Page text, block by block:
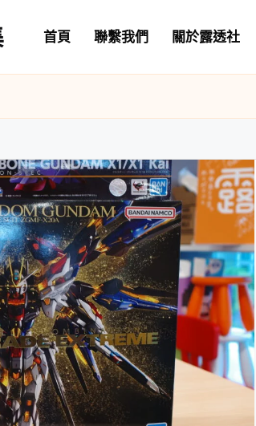
首頁 聯繫我們 關於露透社